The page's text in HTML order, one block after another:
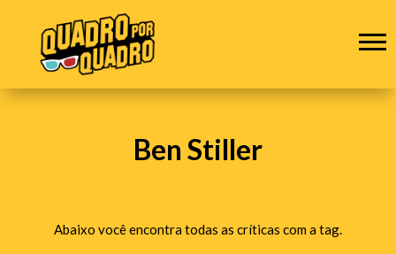
Ben Stiller
Abaixo você encontra todas as críticas com a tag.